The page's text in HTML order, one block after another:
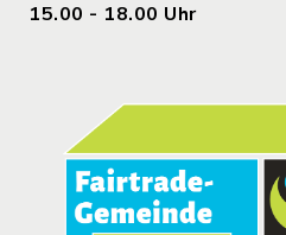
15.00 - 18.00 Uhr